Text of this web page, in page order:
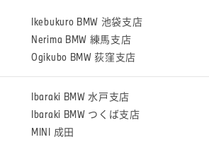
Ikebukuro BMW 池袋支店
Nerima BMW 練馬支店
Ogikubo BMW 荻窪支店
Ibaraki BMW 水戸支店
Ibaraki BMW つくば支店
MINI 成田